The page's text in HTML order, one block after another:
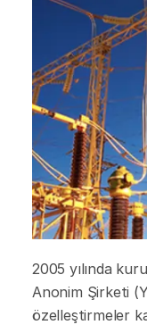
2005 yılında
Anonim Şirketi
özelleştirmeler